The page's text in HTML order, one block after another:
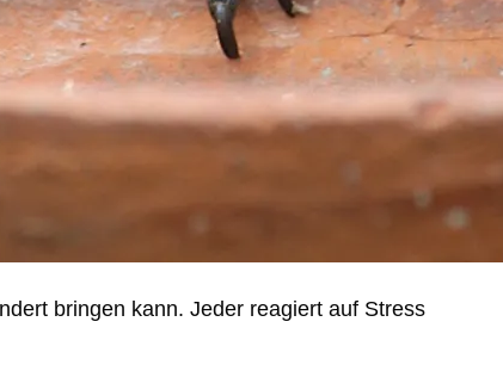
bringen kann. Jeder reagiert auf Stress